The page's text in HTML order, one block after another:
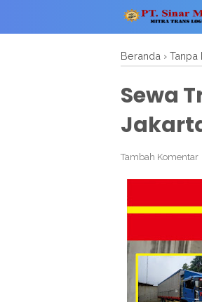
Beranda › Tanpa
Sewa
Tambah Komentar